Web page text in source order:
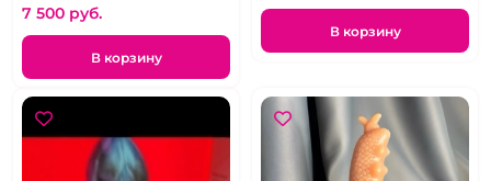
7 500 pуб.
В корзину
В корзину